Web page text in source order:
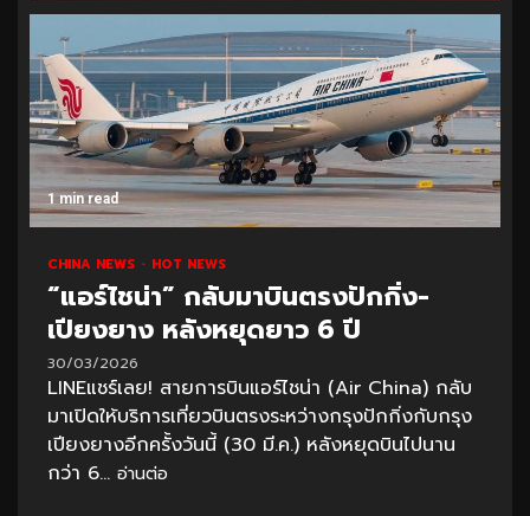
1 min read
CHINA NEWS HOT NEWS
“แอร์ไชน่า” กลับมาบินตรงปักกิ่ง-
เปียงยาง หลังหยุดยาว 6 ปี
30/03/2026
LINEแชร์เลย! สายการบินแอร์ไชน่า (Air China) กลับ
มาเปิดให้บริการเที่ยวบินตรงระหว่างกรุงปักกิ่งกับกรุง
เปียงยางอีกครั้งวันนี้ (30 มี.ค.) หลังหยุดบินไปนาน
กว่า 6... อ่านต่อ